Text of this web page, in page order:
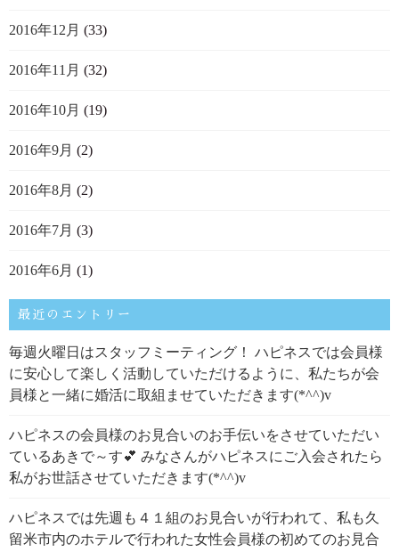
2016年12月 (33)
2016年11月 (32)
2016年10月 (19)
2016年9月 (2)
2016年8月 (2)
2016年7月 (3)
2016年6月 (1)
最近のエントリー
毎週火曜日はスタッフミーティング！ ハピネスでは会員様
に安心して楽しく活動していただけるように、私たちが会
員様と一緒に婚活に取組ませていただきます(*^^)v
ハピネスの会員様のお見合いのお手伝いをさせていただい
ているあきで～す💕 みなさんがハピネスにご入会されたら
私がお世話させていただきます(*^^)v
ハピネスでは先週も４１組のお見合いが行われて、私も久
留米市内のホテルで行われた女性会員様の初めてのお見合